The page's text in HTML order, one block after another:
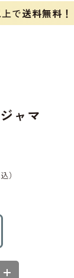
で送料無料！
ャマ